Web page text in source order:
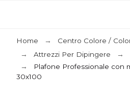
Home
Centro Colore /
Attrezzi Per Dipingere
Plafone Professionale con
30x100